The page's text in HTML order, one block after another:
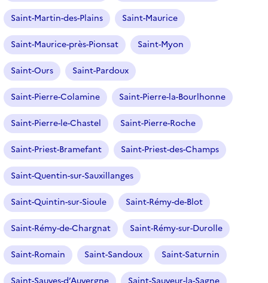
Saint-Martin-des-Plains Saint-Maurice
Saint-Maurice-près-Pionsat Saint-Myon
Saint-Ours Saint-Pardoux
Saint-Pierre-Colamine Saint-Pierre-la-Bourlhonne
Saint-Pierre-le-Chastel Saint-Pierre-Roche
Saint-Priest-Bramefant Saint-Priest-des-Champs
Saint-Quentin-sur-Sauxillanges
Saint-Quintin-sur-Sioule Saint-Rémy-de-Blot
Saint-Rémy-de-Chargnat Saint-Rémy-sur-Durolle
Saint-Romain Saint-Sandoux Saint-Saturnin